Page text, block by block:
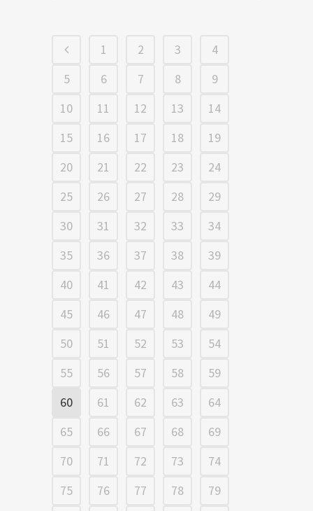
1 2 3
4
5
6 7 8
9
10
11 12 13
14
15
16 17 18
19
20
21 22 23
24
25
26 27 28
29
30
31 32 33
34
35
36 37 38
39
40
41 42 43
44
45
46 47 48
49
50
51 52 53
54
55
56 57 58
59
60
61 62 63
64
65
66 67 68
69
70
71 72 73
74
75
76 77 78
79